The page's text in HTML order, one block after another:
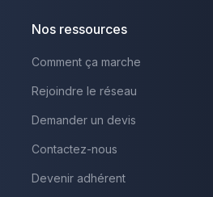
Nos ressources
Comment ça marche
Rejoindre le réseau
Demander un devis
Contactez-nous
Devenir adhérent